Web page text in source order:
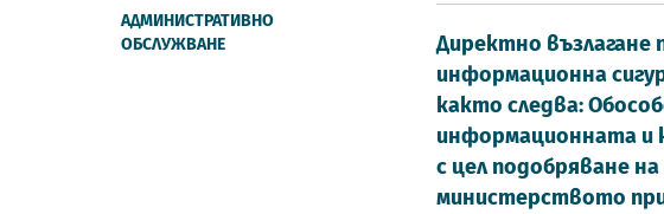
АДМИНИСТРАТИВНО
ОБСЛУЖВАНЕ
Директно възлагане
информационна
както следва:
информационната и
с цел подобряване
министерството